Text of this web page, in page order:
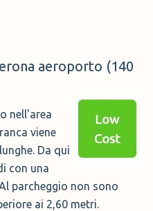
aeroporto (140
nell'area
viene
Da qui
con una
parcheggio non sono
ai 2,60 metri.